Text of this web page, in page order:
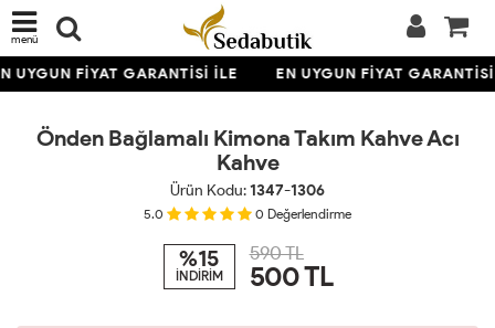
menü
UYGUN FİYAT GARANTİSİ İLE EN UYGUN FİYAT GARANTİSİ
TÜKENDİ
Önden Bağlamalı Kimona Takım Kahve Acı
Kahve
Ürün Kodu:1347-1306
5.0 0 Değerlendirme
%15
İNDİRİM
590 TL
500TL